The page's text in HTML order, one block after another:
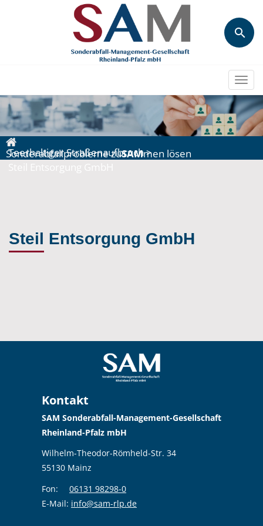
Teerhaltiger Straßenaufbruch>
Sonderabfallprobleme zuSAMmen lösen
Steil Entsorgung GmbH
Kontakt
SAM Sonderabfall-Management-Gesellschaft
Rheinland-Pfalz mbH
Wilhelm-Theodor-Römheld-Str. 34
55130 Mainz
Fon:
06131 98298-0
E-Mail: info@sam-rlp.de